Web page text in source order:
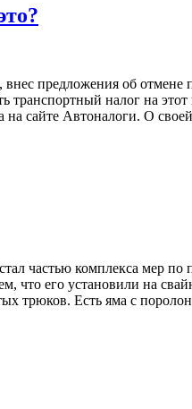
предложения об
налог на
сайте Автоналоги. О
частью комплекса мер
его установили на
трюков. Есть яма с